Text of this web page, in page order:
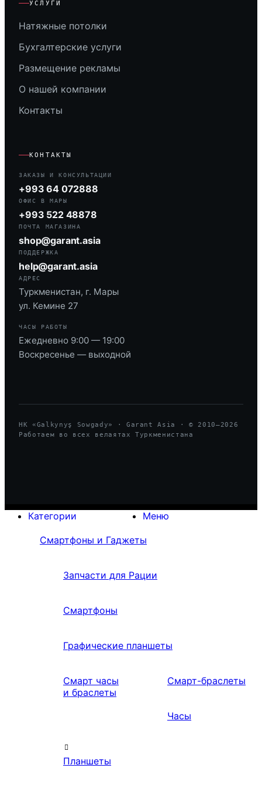
УСЛУГИ
Натяжные потолки
Бухгалтерские услуги
Размещение рекламы
О нашей компании
Контакты
КОНТАКТЫ
ЗАКАЗЫ И КОНСУЛЬТАЦИИ
+993 64 072888
ОФИС В МАРЫ
+993 522 48878
ПОЧТА МАГАЗИНА
shop@garant.asia
ПОДДЕРЖКА
help@garant.asia
АДРЕС
Туркменистан, г. Мары
ул. Кемине 27
ЧАСЫ РАБОТЫ
Ежедневно 9:00 — 19:00
Воскресенье — выходной
HK «Galkynyş Sowgady» · Garant Asia · © 2010—2026
Работаем во всех велаятах Туркменистана
Меню
Категории
Смартфоны и Гаджеты
Запчасти для Рации
Смартфоны
Графические планшеты
Смарт часы
и браслеты
Смарт-браслеты
Часы
Планшеты